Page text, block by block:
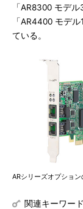
「AR8300 モデ
「AR4400 モデ
ている。
ARシリーズオプショ
関連キーワード